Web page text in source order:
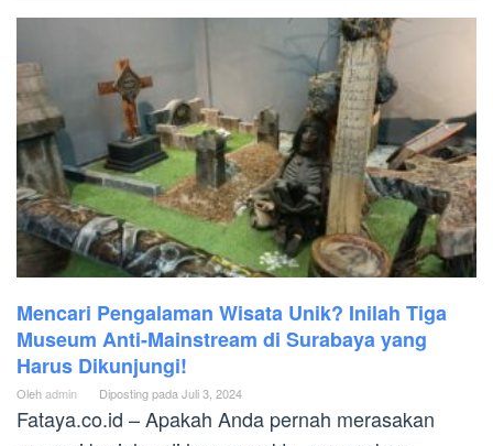
Mencari Pengalaman Wisata Unik? Inilah Tiga
Museum Anti-Mainstream di Surabaya yang
Harus Dikunjungi!
Olehadmin Diposting pada Juli 3, 2024
Fataya.co.id – Apakah Anda pernah merasakan